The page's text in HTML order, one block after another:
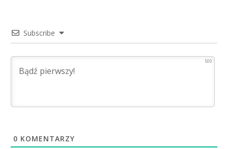
Subscribe
500
0 KOMENTARZY